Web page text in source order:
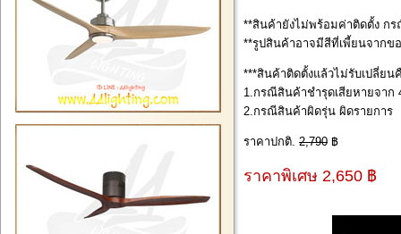
**สินค้ายังไม่พร้อมค่าติดตั้ง ก
**รูปสินค้าอาจมีสีที่เพี้ยนจากขอ
***สินค้าติดตั้งแล้วไม่รับเปลี่ย
1.กรณีสินค้าชำรุดเสียหายจาก
2.กรณีสินค้าผิดรุ่น ผิดรายการ
ราคาปกติ. 2,790 ฿
ราคาพิเศษ 2,650 ฿